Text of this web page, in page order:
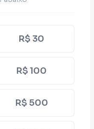
R$ 30
R$ 100
R$ 500